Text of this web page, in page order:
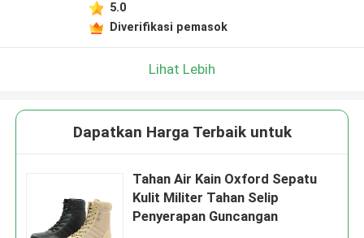
5.0
Diverifikasi pemasok
Lihat Lebih
Dapatkan Harga Terbaik untuk
Tahan Air Kain Oxford Sepatu
Kulit Militer Tahan Selip
Penyerapan Guncangan